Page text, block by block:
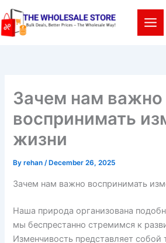
Skip
to
content
Зачем нам важно
воспринимать
жизни
Byrehan/ December 26, 2025
Зачем нам важно воспринимать
Наша природа организована
мы беспрестанно стремимся к
Изменчивость представляет собой